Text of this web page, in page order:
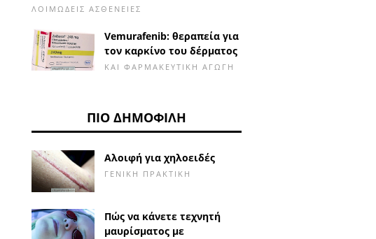
ΛΟΙΜΏΔΕΙΣ ΑΣΘΈΝΕΙΕΣ
Vemurafenib: θεραπεία για
τον καρκίνο του δέρματος
ΚΑΙ ΦΑΡΜΑΚΕΥΤΙΚΉ ΑΓΩΓΉ
ΠΙΟ ΔΗΜΟΦΙΛΉ
Αλοιφή για χηλοειδές
ΓΕΝΙΚΉ ΠΡΑΚΤΙΚΉ
Πώς να κάνετε τεχνητή
μαυρίσματος με